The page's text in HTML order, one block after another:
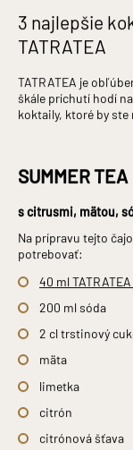
3 najlepšie
TATRATEA
TATRATEA je
škále príchutí hodí
koktaily, ktoré by
SUMMER TEA
s citrusmi, mätou,
Na prípravu tejto
potrebovať:
40 ml
200 ml sóda
2 cl trstinový
mäta
limetka
citrón
citrónová šťava